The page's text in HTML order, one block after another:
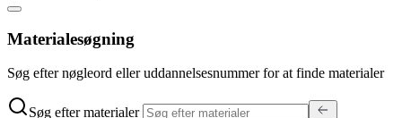
Materialesøgning
Søg efter nøgleord eller uddannelsesnummer for at finde materialer
Søg efter materialer